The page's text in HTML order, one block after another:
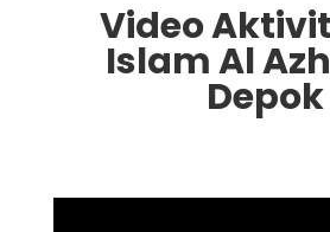
Video
Islam Al
Depok